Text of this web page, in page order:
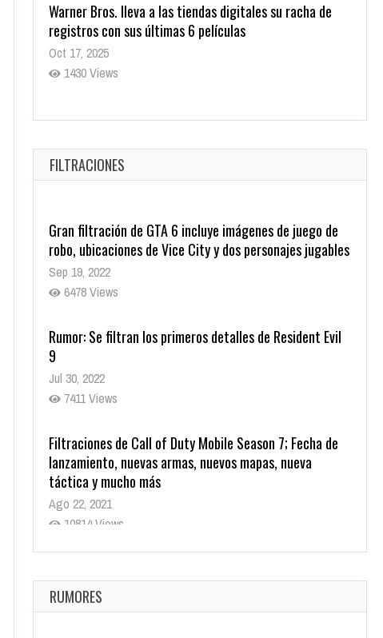
1430 Views
CRUNCHYROLL ANUNCIA FECHA DE ESTRENO EN CINES
DE JUJUTSU KAISEN: EJECUCIÓN
1753 Views
FILTRACIONES
Gran filtración de GTA 6 incluye imágenes de juego de
robo, ubicaciones de Vice City y dos personajes jugables
Sep 19, 2022
6478 Views
Rumor: Se filtran los primeros detalles de Resident Evil
9
Jul 30, 2022
7411 Views
Filtraciones de Call of Duty Mobile Season 7; Fecha de
lanzamiento, nuevas armas, nuevos mapas, nueva
táctica y mucho más
Ago 22, 2021
10814 Views
La configuración de Call of Duty 2021 aparentemente
Ago 8, 2021
9997 Views
RUMORES